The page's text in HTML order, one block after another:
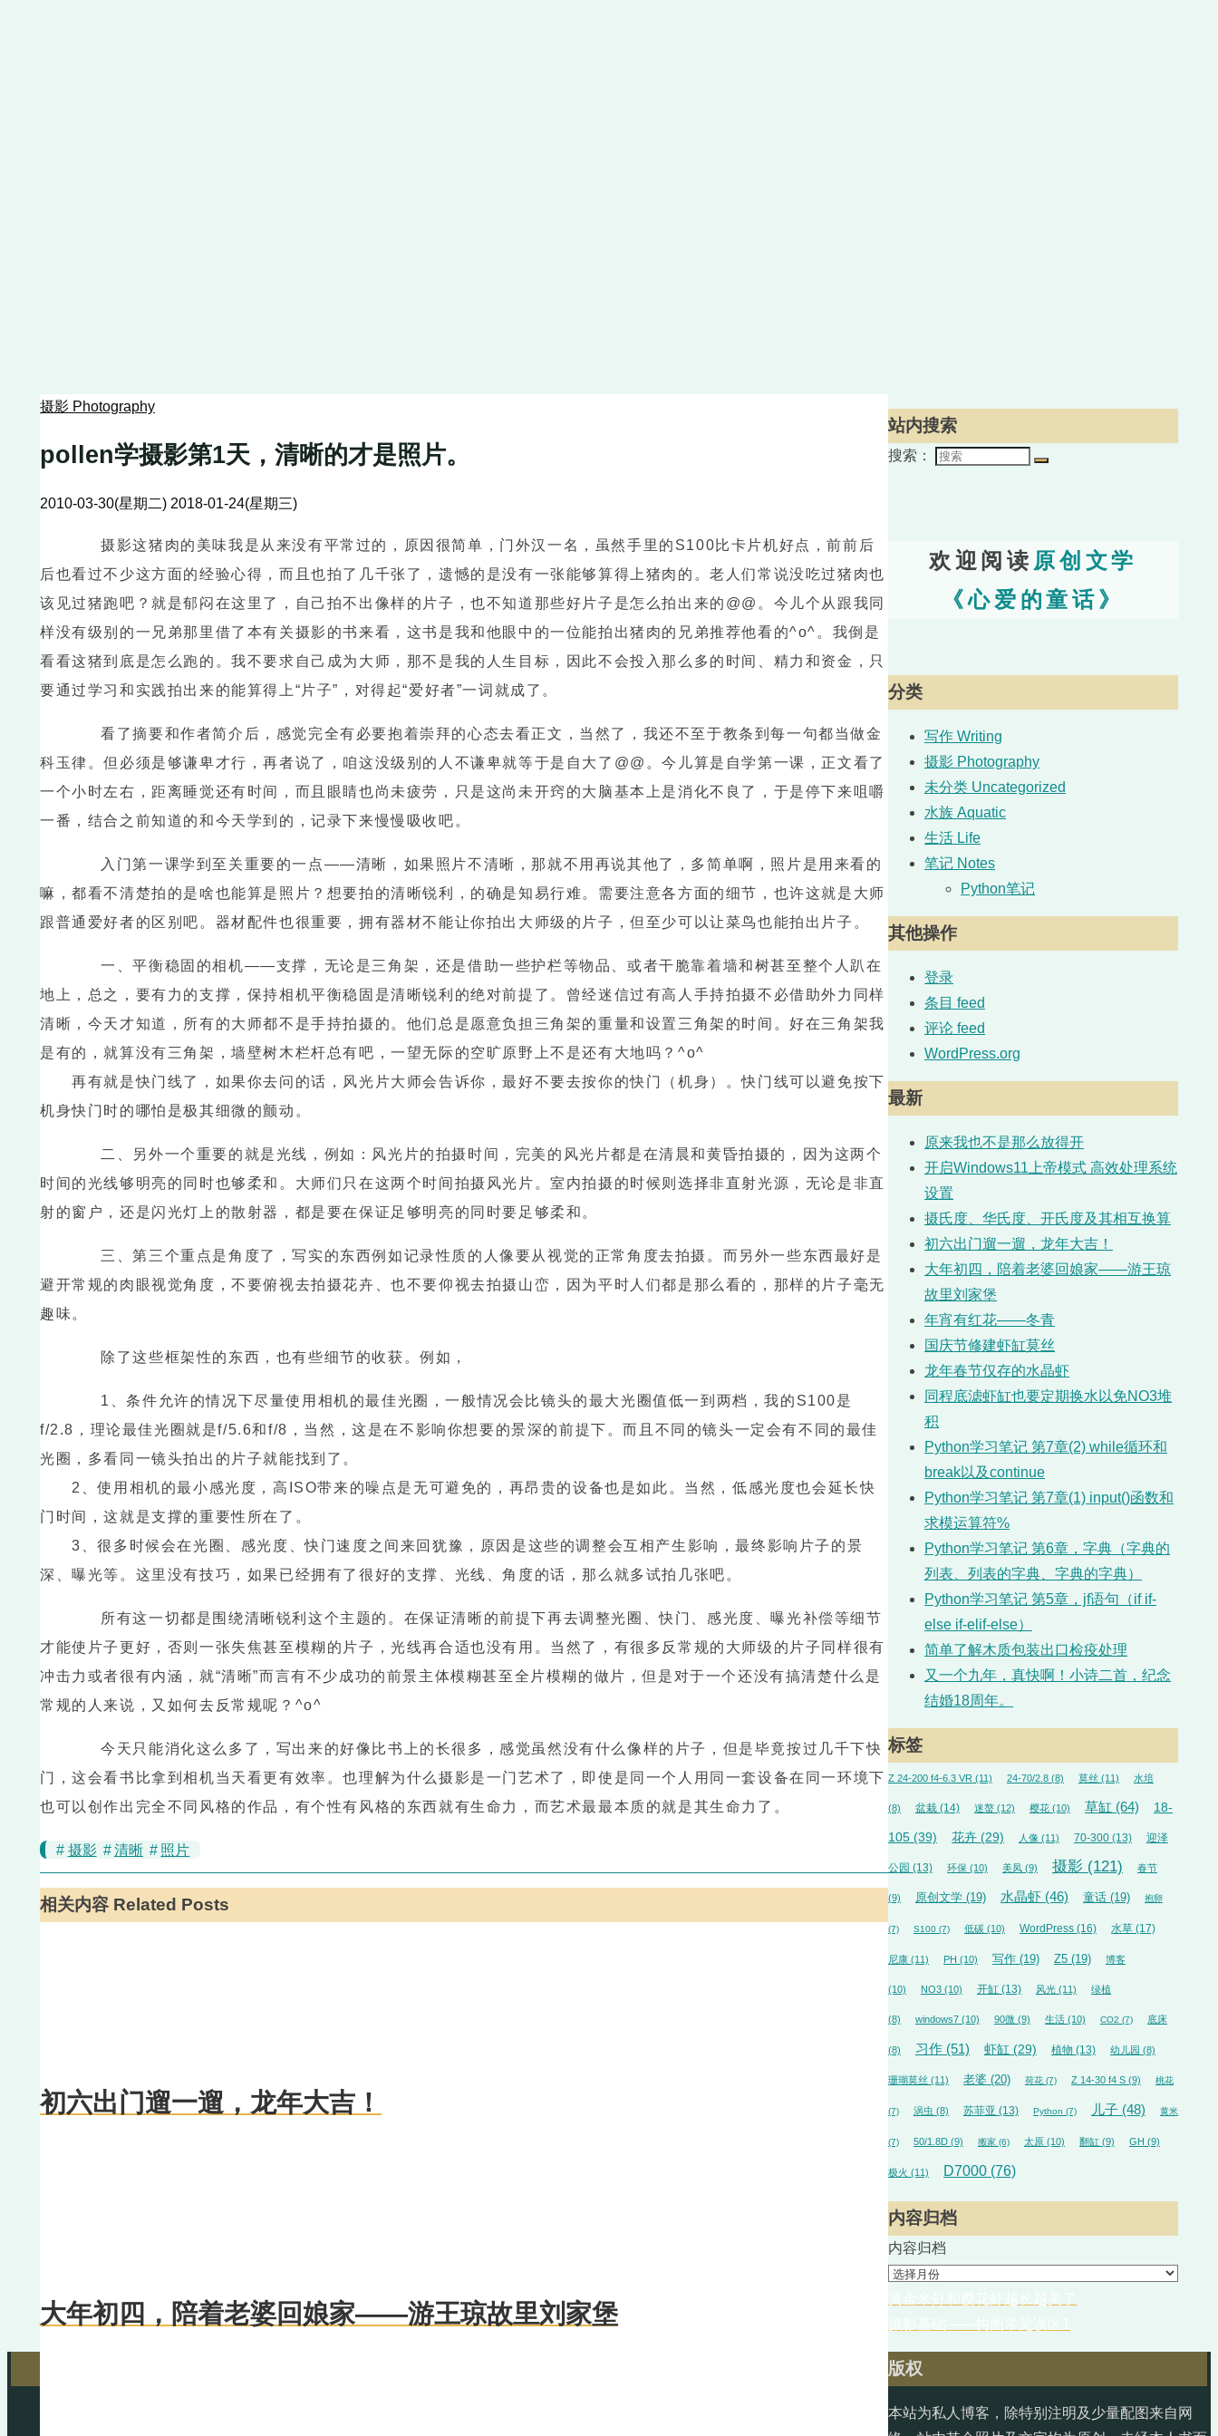
摄影 Photography
pollen学摄影第1天，清晰的才是照片。
2010-03-30(星期二) 2018-01-24(星期三)
摄影这猪肉的美味我是从来没有平常过的，原因很简单，门外汉一名，虽然手里的S100比卡片机好点，前前后
后也看过不少这方面的经验心得，而且也拍了几千张了，遗憾的是没有一张能够算得上猪肉的。老人们常说没吃过猪肉也
该见过猪跑吧？就是郁闷在这里了，自己拍不出像样的片子，也不知道那些好片子是怎么拍出来的@@。今儿个从跟我同
样没有级别的一兄弟那里借了本有关摄影的书来看，这书是我和他眼中的一位能拍出猪肉的兄弟推荐他看的^o^。我倒是
看看这猪到底是怎么跑的。我不要求自己成为大师，那不是我的人生目标，因此不会投入那么多的时间、精力和资金，只
要通过学习和实践拍出来的能算得上“片子”，对得起“爱好者”一词就成了。
看了摘要和作者简介后，感觉完全有必要抱着崇拜的心态去看正文，当然了，我还不至于教条到每一句都当做金
科玉律。但必须是够谦卑才行，再者说了，咱这没级别的人不谦卑就等于是自大了@@。今儿算是自学第一课，正文看了
一个小时左右，距离睡觉还有时间，而且眼睛也尚未疲劳，只是这尚未开窍的大脑基本上是消化不良了，于是停下来咀嚼
一番，结合之前知道的和今天学到的，记录下来慢慢吸收吧。
入门第一课学到至关重要的一点——清晰，如果照片不清晰，那就不用再说其他了，多简单啊，照片是用来看的
嘛，都看不清楚拍的是啥也能算是照片？想要拍的清晰锐利，的确是知易行难。需要注意各方面的细节，也许这就是大师
跟普通爱好者的区别吧。器材配件也很重要，拥有器材不能让你拍出大师级的片子，但至少可以让菜鸟也能拍出片子。
一、平衡稳固的相机——支撑，无论是三角架，还是借助一些护栏等物品、或者干脆靠着墙和树甚至整个人趴在
地上，总之，要有力的支撑，保持相机平衡稳固是清晰锐利的绝对前提了。曾经迷信过有高人手持拍摄不必借助外力同样
清晰，今天才知道，所有的大师都不是手持拍摄的。他们总是愿意负担三角架的重量和设置三角架的时间。好在三角架我
是有的，就算没有三角架，墙壁树木栏杆总有吧，一望无际的空旷原野上不是还有大地吗？^o^
再有就是快门线了，如果你去问的话，风光片大师会告诉你，最好不要去按你的快门（机身）。快门线可以避免按下
机身快门时的哪怕是极其细微的颤动。
二、另外一个重要的就是光线，例如：风光片的拍摄时间，完美的风光片都是在清晨和黄昏拍摄的，因为这两个
时间的光线够明亮的同时也够柔和。大师们只在这两个时间拍摄风光片。室内拍摄的时候则选择非直射光源，无论是非直
射的窗户，还是闪光灯上的散射器，都是要在保证足够明亮的同时要足够柔和。
三、第三个重点是角度了，写实的东西例如记录性质的人像要从视觉的正常角度去拍摄。而另外一些东西最好是
避开常规的肉眼视觉角度，不要俯视去拍摄花卉、也不要仰视去拍摄山峦，因为平时人们都是那么看的，那样的片子毫无
趣味。
除了这些框架性的东西，也有些细节的收获。例如，
1、条件允许的情况下尽量使用相机的最佳光圈，一般情况会比镜头的最大光圈值低一到两档，我的S100是
f/2.8，理论最佳光圈就是f/5.6和f/8，当然，这是在不影响你想要的景深的前提下。而且不同的镜头一定会有不同的最佳
光圈，多看同一镜头拍出的片子就能找到了。
2、使用相机的最小感光度，高ISO带来的噪点是无可避免的，再昂贵的设备也是如此。当然，低感光度也会延长快
门时间，这就是支撑的重要性所在了。
3、很多时候会在光圈、感光度、快门速度之间来回犹豫，原因是这些的调整会互相产生影响，最终影响片子的景
深、曝光等。这里没有技巧，如果已经拥有了很好的支撑、光线、角度的话，那么就多试拍几张吧。
所有这一切都是围绕清晰锐利这个主题的。在保证清晰的前提下再去调整光圈、快门、感光度、曝光补偿等细节
才能使片子更好，否则一张失焦甚至模糊的片子，光线再合适也没有用。当然了，有很多反常规的大师级的片子同样很有
冲击力或者很有内涵，就“清晰”而言有不少成功的前景主体模糊甚至全片模糊的做片，但是对于一个还没有搞清楚什么是
常规的人来说，又如何去反常规呢？^o^
今天只能消化这么多了，写出来的好像比书上的长很多，感觉虽然没有什么像样的片子，但是毕竟按过几千下快
门，这会看书比拿到相机当天看更有效率。也理解为什么摄影是一门艺术了，即使是同一个人用同一套设备在同一环境下
也可以创作出完全不同风格的作品，有个性有风格的东西就有生命力，而艺术最最本质的就是其生命力了。
# 摄影 #清晰 # 照片
相关内容 Related Posts
初六出门遛一遛，龙年大吉！
大年初四，陪着老婆回娘家——游王琼故里刘家堡
站内搜索
搜索：
欢迎阅读 原创文学
《心爱的童话》
分类
写作 Writing
摄影 Photography
未分类 Uncategorized
水族 Aquatic
生活 Life
笔记 Notes
Python笔记
其他操作
登录
条目 feed
评论 feed
WordPress.org
最新
原来我也不是那么放得开
开启Windows11上帝模式 高效处理系统
设置
摄氏度、华氏度、开氏度及其相互换算
初六出门遛一遛，龙年大吉！
大年初四，陪着老婆回娘家——游王琼
故里刘家堡
年宵有红花——冬青
国庆节修建虾缸莫丝
龙年春节仅存的水晶虾
同程底滤虾缸也要定期换水以免NO3堆
积
Python学习笔记 第7章(2) while循环和
break以及continue
Python学习笔记 第7章(1) input()函数和
求模运算符%
Python学习笔记 第6章，字典（字典的
列表、列表的字典、字典的字典）
Python学习笔记 第5章，jf语句（if if-
else if-elif-else）
简单了解木质包装出口检疫处理
又一个九年，真快啊！小诗二首，纪念
结婚18周年。
标签
Z 24-200 f4-6.3 VR (11) 24-70/2.8 (8) 莫丝 (11) 水培
(8) 盆栽 (14) 迷螯 (12) 樱花 (10) 草缸 (64) 18-
105 (39) 花卉 (29) 人像 (11) 70-300 (13) 迎泽
公园 (13) 环保 (10) 美凤 (9) 摄影 (121) 春节
(9) 原创文学 (19) 水晶虾 (46) 童话 (19) 抱卵
(7) S100 (7) 低碳 (10) WordPress (16) 水草 (17)
尼康 (11) PH (10) 写作 (19) Z5 (19) 博客
(10) NO3 (10) 开缸 (13) 风光 (11) 绿植
(8) windows7 (10) 90微 (9) 生活 (10) CO2 (7) 底床
(8) 习作 (51) 虾缸 (29) 植物 (13) 幼儿园 (8)
珊瑚莫丝 (11) 老婆 (20) 荷花 (7) Z 14-30 f4 S (9) 桃花
(7) 涡虫 (8) 苏菲亚 (13) Python (7) 儿子 (48) 黄米
(7) 50/1.8D (9) 搬家 (6) 太原 (10) 翻缸 (9) GH (9)
极火 (11) D7000 (76)
内容归档
内容归档
版权
本站为私人博客，除特别注明及少量配图来自网